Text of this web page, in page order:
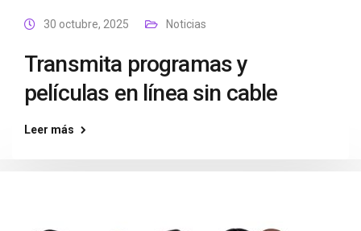
30 octubre, 2025 Noticias
Transmita programas y
películas en línea sin cable
Leer más